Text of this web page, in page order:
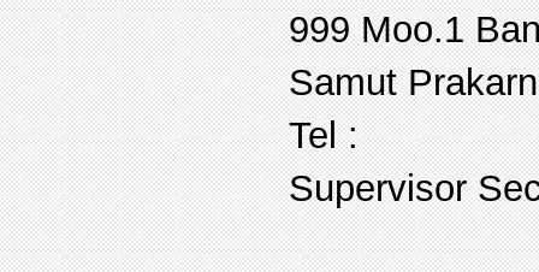
999 Moo.1
Samut
Tel :
Supervisor